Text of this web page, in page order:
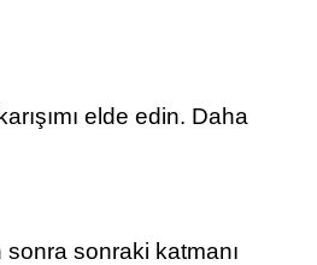
elde edin. Daha
sonraki katmanı